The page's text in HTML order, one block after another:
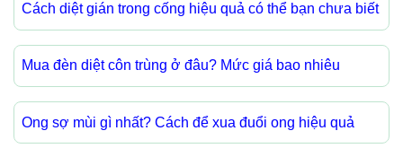
Cách diệt gián trong cống hiệu quả có thể bạn chưa biết
Mua đèn diệt côn trùng ở đâu? Mức giá bao nhiêu
Ong sợ mùi gì nhất? Cách để xua đuổi ong hiệu quả